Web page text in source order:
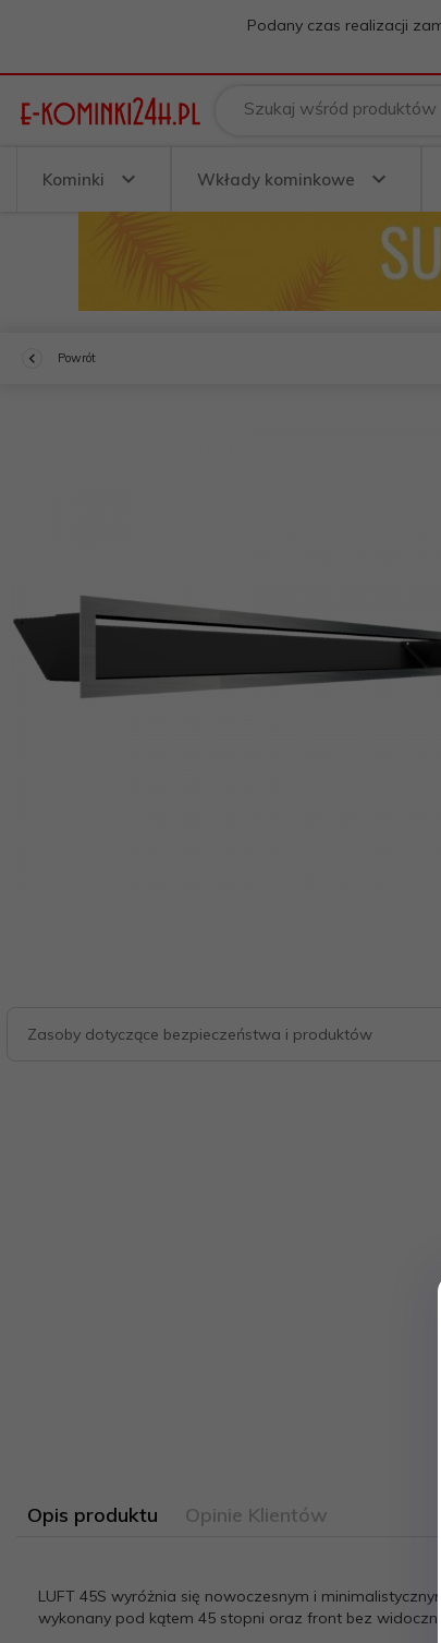
Podany czas realizacji
Szukaj wśród produktów
Kominki Wkłady kominkowe
Powrót
Zasoby dotyczące bezpieczeństwa i produktów
Opis produktu Opinie Klientów
LUFT 45S wyróżnia się nowoczesnym i
wykonany pod kątem 45 stopni oraz front bez